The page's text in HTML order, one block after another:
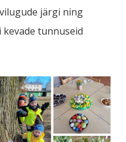
järgi ning
tunnuseid